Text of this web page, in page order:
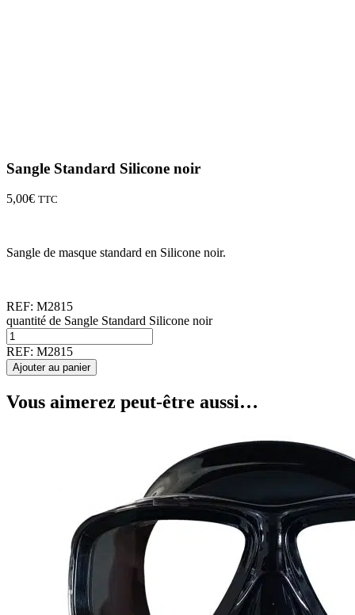
Sangle Standard Silicone noir
5,00€ TTC
Sangle de masque standard en Silicone noir.
REF: M2815
quantité de Sangle Standard Silicone noir
REF: M2815
Ajouter au panier
Vous aimerez peut-être aussi…